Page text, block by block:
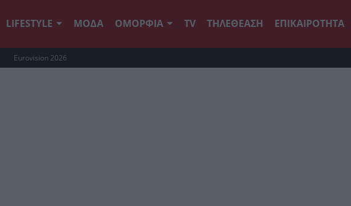
LIFESTYLE ΜΟΔΑ ΟΜΟΡΦΙΑ TV ΤΗΛΕΘΕΑΣΗ ΕΠΙΚΑΙΡΟΤΗΤΑ
Eurovision 2026